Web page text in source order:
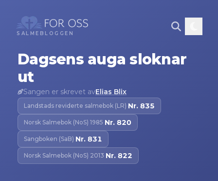
SALMEBLOGGEN
Dagsens auga sloknar
ut
Sangen er skrevet avElias Blix
Landstads reviderte salmebok (LR)·Nr. 835
Norsk Salmebok (NoS) 1985·Nr. 820
Sangboken (SaB)·Nr. 831
Norsk Salmebok (NoS) 2013·Nr. 822